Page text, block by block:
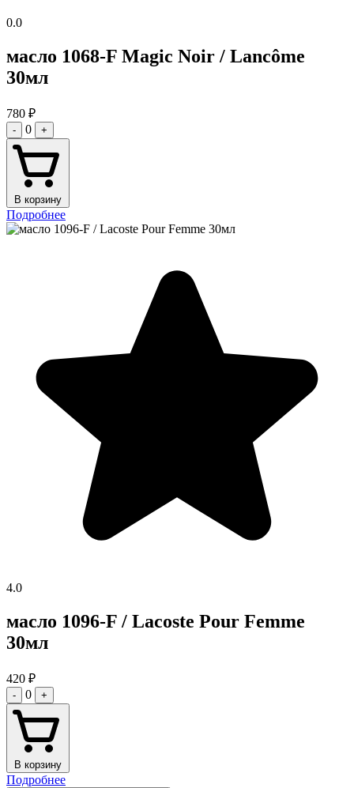
0.0
масло 1068-F Magic Noir / Lancôme
30мл
780 ₽
- 0 +
В корзину
Подробнее
4.0
масло 1096-F / Lacoste Pour Femme
30мл
420 ₽
- 0 +
В корзину
Подробнее